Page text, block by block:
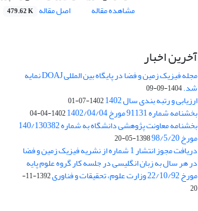
مشاهده مقاله
اصل مقاله 479.62 K
آخرین اخبار
مجله فیزیک زمین و فضا در پایگاه بین المللی DOAJ نمایه
شد.1404-09-09
ارزیابی و رتبه بندی سال 1402 1402-07-01
بخشنامه شماره 91131 مورخ 1402/04/04 1402-04-04
بخشنامه معاونت پژوهشی دانشگاه به شماره 140/130382
مورخ 98/5/20 1398-05-20
دریافت مجوز انتشار 1 شماره از نشریه فیزیک زمین و فضا
در هر سال به زبان انگلیسی در جلسه کار گروه علوم پایه
مورخ 22/10/92 وزارت علوم، تحقیقات و فناوری
1392-11-
20